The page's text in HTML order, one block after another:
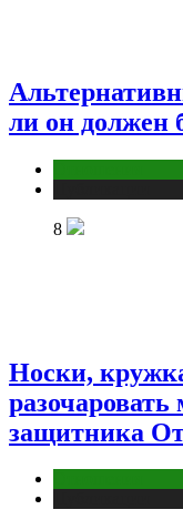
ли он должен
8
Носки,
защитника